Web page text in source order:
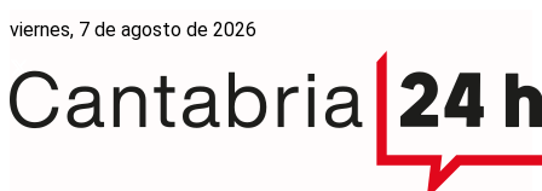
viernes, 7 de agosto de 2026